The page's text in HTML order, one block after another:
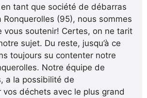
tant que société de débarras
Ronquerolles (95), nous sommes
vous soutenir! Certes, on ne tarit
sujet. Du reste, jusqu’à ce
toujours su contenter notre
Notre équipe de
a la possibilité de
vos déchets avec le plus grand